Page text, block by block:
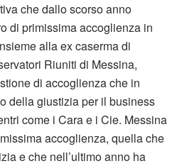
che dallo scorso anno
di primissima accoglienza in
alla ex caserma di
Riuniti di Messina,
di accoglienza che in
della giustizia per il business
come i Cara e i Cie. Messina
accoglienza, quella che
e che nell’ultimo anno ha